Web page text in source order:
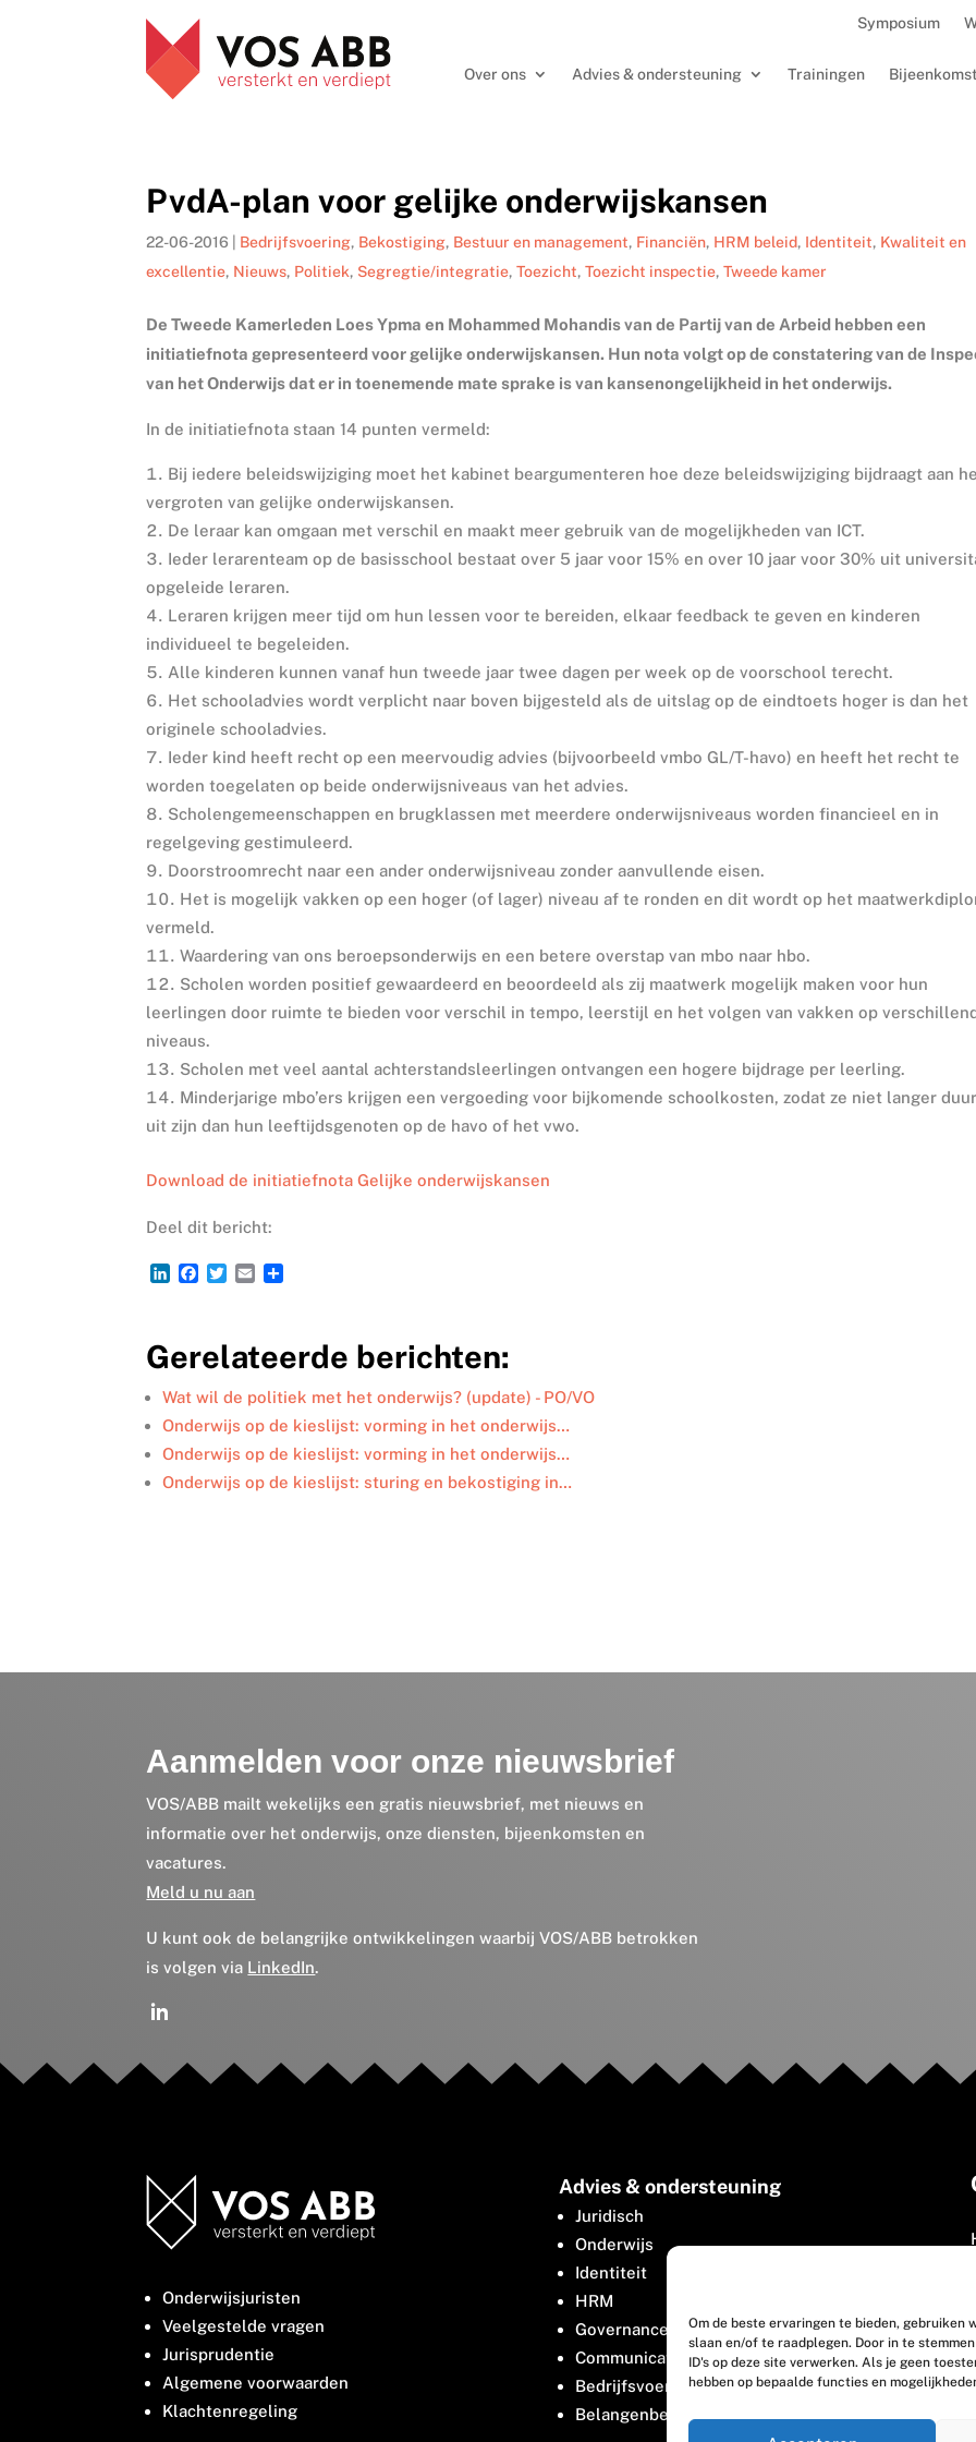
Om de beste ervaringen te bieden,
slaan en/of te raadplegen. Door in te
ID's op deze site verwerken. Als je geen
hebben op bepaalde functies en
Symposium
Over ons Advies & ondersteuning Trainingen
PvdA-plan voor gelijke onderwijskansen
22-06-2016 Bedrijfsvoering, Bekostiging, Bestuur en management, Financiën, HRM beleid, Identiteit, Kwaliteit en
excellentie, Nieuws, Politiek, Segregtie/integratie,Toezicht,Toezicht inspectie,Tweede kamer
De Tweede Kamerleden Loes Ypma en Mohammed Mohandis van de Partij van de Arbeid hebben een
initiatiefnota gepresenteerd voor gelijke onderwijskansen. Hun nota volgt op de constatering van de
van het Onderwijs dat er in toenemende mate sprake is van kansenongelijkheid in het onderwijs.
In de initiatiefnota staan 14 punten vermeld:
Bij iedere beleidswijziging moet het kabinet beargumenteren hoe deze beleidswijziging bijdraagt aan
vergroten van gelijke onderwijskansen.
De leraar kan omgaan met verschil en maakt meer gebruik van de mogelijkheden van ICT.
Ieder lerarenteam op de basisschool bestaat over 5 jaar voor 15% en over 10 jaar voor 30% uit
opgeleide leraren.
Leraren krijgen meer tijd om hun lessen voor te bereiden, elkaar feedback te geven en kinderen
individueel te begeleiden.
Alle kinderen kunnen vanaf hun tweede jaar twee dagen per week op de voorschool terecht.
Het schooladvies wordt verplicht naar boven bijgesteld als de uitslag op de eindtoets hoger is dan het
originele schooladvies.
Ieder kind heeft recht op een meervoudig advies (bijvoorbeeld vmbo GL/T-havo) en heeft het recht te
worden toegelaten op beide onderwijsniveaus van het advies.
Scholengemeenschappen en brugklassen met meerdere onderwijsniveaus worden financieel en in
regelgeving gestimuleerd.
Doorstroomrecht naar een ander onderwijsniveau zonder aanvullende eisen.
Het is mogelijk vakken op een hoger (of lager) niveau af te ronden en dit wordt op het
vermeld.
Waardering van ons beroepsonderwijs en een betere overstap van mbo naar hbo.
Scholen worden positief gewaardeerd en beoordeeld als zij maatwerk mogelijk maken voor hun
leerlingen door ruimte te bieden voor verschil in tempo, leerstijl en het volgen van vakken op
niveaus.
Scholen met veel aantal achterstandsleerlingen ontvangen een hogere bijdrage per leerling.
Minderjarige mbo’ers krijgen een vergoeding voor bijkomende schoolkosten, zodat ze niet langer
uit zijn dan hun leeftijdsgenoten op de havo of het vwo.
Download de initiatiefnota Gelijke onderwijskansen
Deel dit bericht:
L
e
d
I
n
F
b
o
o
k
T
t
e
r
E
l
n
Gerelateerde berichten:
Wat wil de politiek met het onderwijs? (update) - PO/VO
Onderwijs op de kieslijst: vorming in het onderwijs…
Onderwijs op de kieslijst: vorming in het onderwijs…
Onderwijs op de kieslijst: sturing en bekostiging in…
Aanmelden voor onze nieuwsbrief
VOS/ABB mailt wekelijks een gratis nieuwsbrief, met nieuws en
informatie over het onderwijs, onze diensten, bijeenkomsten en
vacatures.
Meld u nu aan
U kunt ook de belangrijke ontwikkelingen waarbij VOS/ABB betrokken
is volgen via LinkedIn.
Onderwijsjuristen
Veelgestelde vragen
Jurisprudentie
Algemene voorwaarden
Klachtenregeling
Advies & ondersteuning
Juridisch
Onderwijs
Identiteit
HRM
Governance
Communicatie
Bedrijfsvoering
Belangenbehartiging